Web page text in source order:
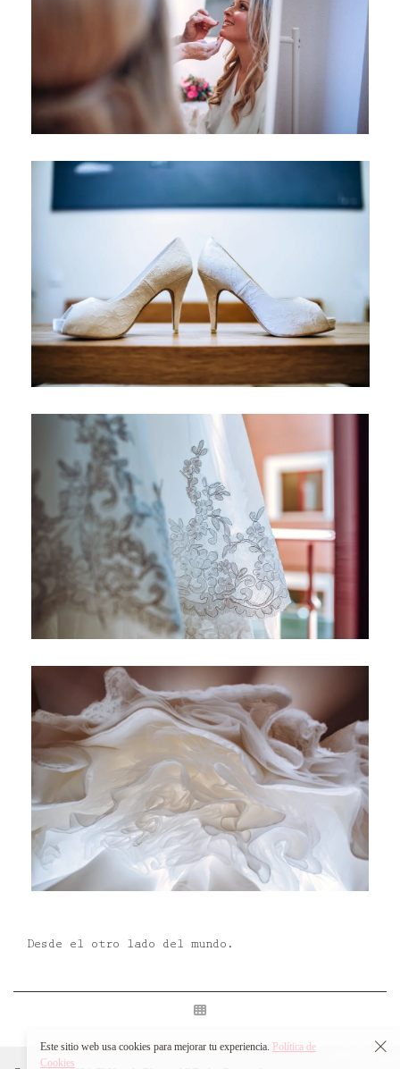
Desde el otro lado del mundo.
Este sitio web usa cookies para mejorar tu experiencia. Política de
Cookies